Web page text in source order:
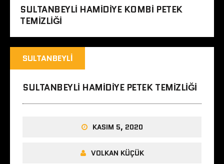
SULTANBEYLI HAMIDIYE KOMBI PETEK
TEMIZLIĞI
SULTANBEYLI
SULTANBEYLI HAMIDIYE PETEK TEMIZLIĞI
KASIM 5, 2020
VOLKAN KÜÇÜK